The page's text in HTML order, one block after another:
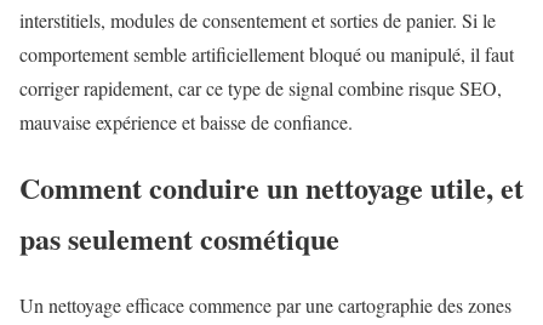
interstitiels, modules de consentement et sorties de panier. Si le
comportement semble artificiellement bloqué ou manipulé, il faut
corriger rapidement, car ce type de signal combine risque SEO,
mauvaise expérience et baisse de confiance.
Comment conduire un nettoyage utile, et
pas seulement cosmétique
Un nettoyage efficace commence par une cartographie des zones